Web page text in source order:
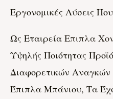
Εργονομικές Λύσεις
Ως Εταιρεία Επιπλα
Υψηλής Ποιότητας
Διαφορετικών
Έπιπλα Μπάνιου, Τα